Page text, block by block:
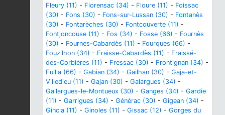
Fleury (11) - Florensac (34) - Floure (11) - Foissac
(30) - Fons (30) - Fons-sur-Lussan (30) - Fontanès
(30) - Fontarèches (30) - Fontcouverte (11) -
Fontjoncouse (11) - Fos (34) - Fosse (66) - Fournès
(30) - Fournes-Cabardès (11) - Fourques (66) -
Fouzilhon (34) - Fraisse-Cabardès (11) - Fraissé-
des-Corbières (11) - Fressac (30) - Frontignan (34) -
Fuilla (66) - Gabian (34) - Gailhan (30) - Gaja-et-
Villedieu (11) - Gajan (30) - Galargues (34) -
Gallargues-le-Montueux (30) - Ganges (34) - Gardie
(11) - Garrigues (34) - Générac (30) - Gigean (34) -
Gincla (11) - Ginoles (11) - Gissac (12) - Gorges du